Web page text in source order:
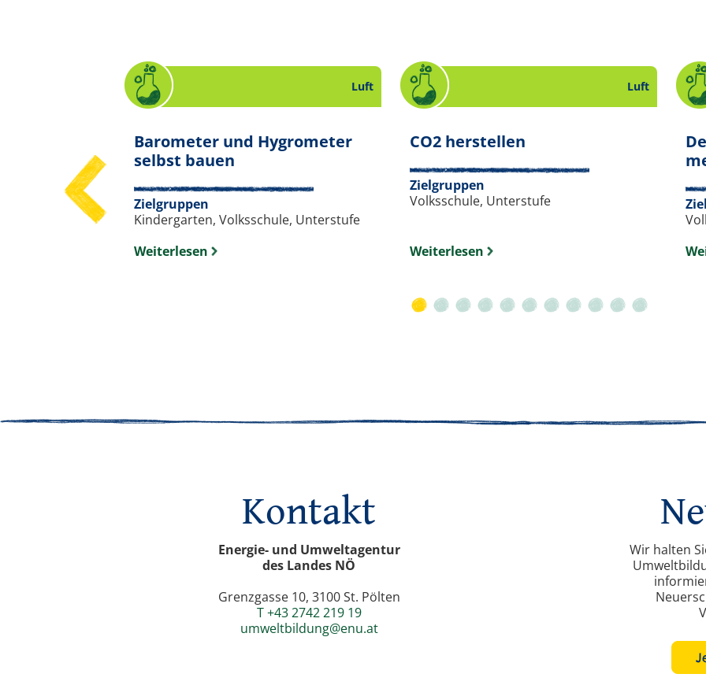
Slide 8 von 11.
zum Thema Luft. Slide 9 von 11.
Luft
Barometer und Hygrometer
selbst bauen
Zielgruppen
Kindergarten, Volksschule, Unterstufe
Weiterlesen
Luft
CO2 herstellen . Experiment zum
Zielgruppen
Volksschule, Unterstufe
Weiterlesen
Kontakt
Energie- und Umweltagentur
des Landes NÖ
Grenzgasse 10, 3100 St. Pölten
T +43 2742 219 19
umweltbildung@enu.at
Wir halten